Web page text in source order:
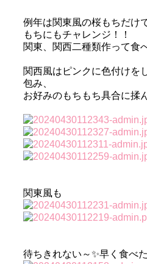
例年は関東風の桜もちだけ
もちにもチャレンジ！！
関東、関西二種類作って食
関西風はピンクに色付けを
包み、
お好みのもちもち具合に揉
関東風も
待ちきれない～✨早く食べ